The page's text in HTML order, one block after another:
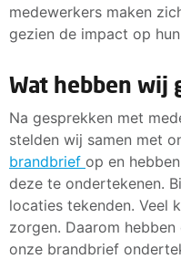
medewerkers maken
gezien de impact op
Wat hebben wij
Na gesprekken met
stelden wij samen met
brandbrief op en
deze te ondertekenen.
locaties tekenden. Veel
zorgen. Daarom
onze brandbrief